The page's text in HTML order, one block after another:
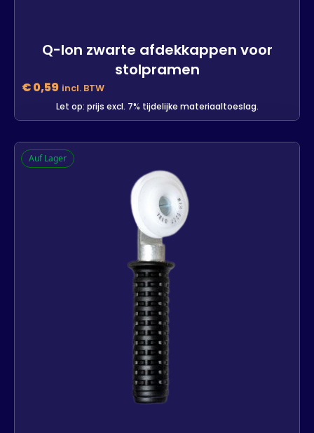
Q-lon zwarte afdekkappen voor
stolpramen
€0,59 incl. BTW
Let op: prijs excl. 7% tijdelijke materiaaltoeslag.
Q-lon zwarte afdekkappen voor
Auf Lager